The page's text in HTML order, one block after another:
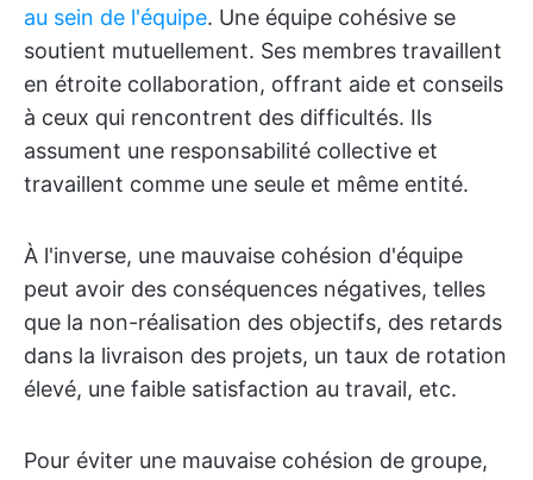
au sein de l'équipe. Une équipe cohésive se
soutient mutuellement. Ses membres travaillent
en étroite collaboration, offrant aide et conseils
à ceux qui rencontrent des difficultés. Ils
assument une responsabilité collective et
travaillent comme une seule et même entité.
À l'inverse, une mauvaise cohésion d'équipe
peut avoir des conséquences négatives, telles
que la non-réalisation des objectifs, des retards
dans la livraison des projets, un taux de rotation
élevé, une faible satisfaction au travail, etc.
Pour éviter une mauvaise cohésion de groupe,